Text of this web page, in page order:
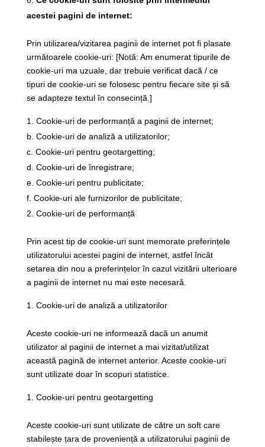
acestei pagini de internet:
Prin utilizarea/vizitarea paginii de internet pot fi plasate
următoarele cookie-uri: [Notă: Am enumerat tipurile de
cookie-uri ma uzuale, dar trebuie verificat dacă / ce
tipuri de cookie-uri se folosesc pentru fiecare site și să
se adapteze textul în consecință.]
Cookie-uri de performanță a paginii de internet;
b. Cookie-uri de analiză a utilizatorilor;
c. Cookie-uri pentru geotargetting;
d. Cookie-uri de înregistrare;
e. Cookie-uri pentru publicitate;
f. Cookie-uri ale furnizorilor de publicitate;
Cookie-uri de performanță
Prin acest tip de cookie-uri sunt memorate preferințele
utilizatorului acestei pagini de internet, astfel încât
setarea din nou a preferințelor în cazul vizitării ulterioare
a paginii de internet nu mai este necesară.
Cookie-uri de analiză a utilizatorilor
Aceste cookie-uri ne informează dacă un anumit
utilizator al paginii de internet a mai vizitat/utilizat
această pagină de internet anterior. Aceste cookie-uri
sunt utilizate doar în scopuri statistice.
Cookie-uri pentru geotargetting
Aceste cookie-uri sunt utilizate de către un soft care
stabilește țara de proveniență a utilizatorului paginii de